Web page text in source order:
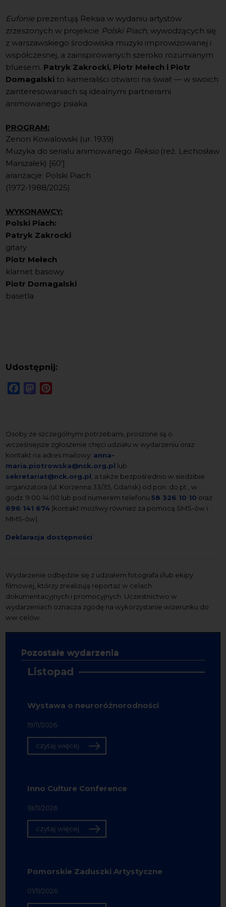
Eufonie prezentują Reksia w wydaniu artystów
zrzeszonych w projekcie Polski Piach, wywodzących się
z warszawskiego środowiska muzyki improwizowanej i
współczesnej, a zainspirowanych szeroko rozumianym
bluesem. Patryk Zakrocki, Piotr Mełech i Piotr
Domagalskito kameraliści otwarci na świat — w swoich
zainteresowaniach są idealnymi partnerami
animowanego psiaka.
PROGRAM:
Zenon Kowalowski (ur. 1939)
Muzyka do serialu animowanego Reksio(reż. Lechosław
Marszałek) [60']
aranżacje: Polski Piach
(1972-1988/2025)
WYKONAWCY:
Polski Piach:
Patryk Zakrocki
gitary
Piotr Mełech
klarnet basowy
Piotr Domagalski
basetla
Udostępnij:
FacebookMastodon
Osoby ze szczególnymi potrzebami, proszone są o
wcześniejsze zgłoszenie chęci udziału w wydarzeniu oraz
kontakt na adres mailowy: anna-
maria.piotrowska@nck.org.pl lub
sekretariat@nck.org.pl, a także bezpośrednio w siedzibie
organizatora (ul. Korzenna 33/35, Gdańsk) od pon. do pt., w
godz. 9:00-14:00 lub pod numerem telefonu58 326 10 10 oraz
696 141 674 (kontakt możliwy również za pomocą SMS-ów i
MMS-ów).
Deklaracja dostępności
Wydarzenie odbędzie się z udziałem fotografa i/lub ekipy
filmowej, którzy zrealizują reportaż w celach
dokumentacyjnych i promocyjnych. Uczestnictwo w
wydarzeniach oznacza zgodę na wykorzystanie wizerunku do
ww celów.
Pozostałe wydarzenia
Listopad
Wystawa o neuroróżnorodności
19/11/2026
czytaj więcej
Inno Culture Conference
18/11/2026
czytaj więcej
Pomorskie Zaduszki Artystyczne
01/11/2026